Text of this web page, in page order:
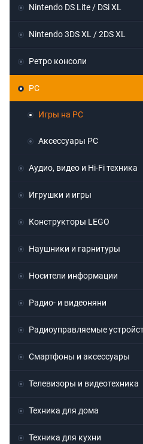
Nintendo DS Lite / DSi XL
Nintendo 3DS XL / 2DS XL
Ретро консоли
PC
Игры на PC
Аксессуары PC
Аудио, видео и Hi-Fi техника
Игрушки и игры
Конструкторы LEGO
Наушники и гарнитуры
Носители информации
Радио- и видеоняни
Радиоуправляемые
Смартфоны и аксессуары
Телевизоры и видеотехника
Техника для дома
Техника для кухни